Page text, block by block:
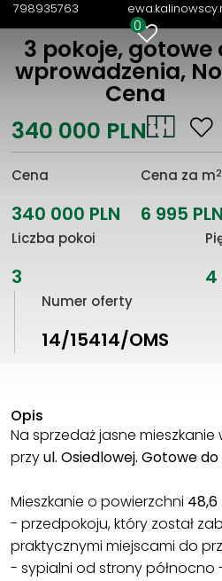
798935763
0
3 pokoje, gotowe
wprowadzenia,
Cena
340 000 PLN
Cena
340 000 PLN
Cena za m2
6 995 PLN
Liczba pokoi
3
Numer oferty
14/15414/OMS
Opis
Na sprzedaż jasne
przyul. Osiedlowej. Gotowe
Mieszkanie o powierzchni 48,6
- przedpokoju, który został
praktycznymi miejscami do
- sypialni od strony północno